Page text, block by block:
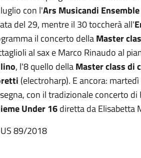
con l'Ars Musicandi Ensemble
del 29, mentre il 30 toccherà all'
il concerto dellaMaster
al sax e Marco Rinaudo al
, l'8 quello dellaMaster class di
(electroharp). E ancora:
con il tradizionale concerto
Under 16diretta da Elisabetta
89/2018